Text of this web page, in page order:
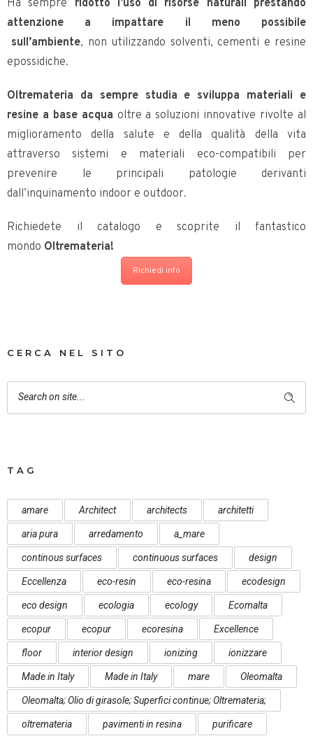
Ha sempre ridotto l’uso di risorse naturali prestando
attenzione a impattare il meno possibile
sull’ambiente, non utilizzando solventi, cementi e resine
epossidiche.
Oltremateria da sempre studia e sviluppa materiali e
resine a base acqua oltre a soluzioni innovative rivolte al
miglioramento della salute e della qualità della vita
attraverso sistemi e materiali eco-compatibili per
prevenire le principali patologie derivanti
dall’inquinamento indoor e outdoor.
Richiedete il catalogo e scoprite il fantastico
mondo Oltremateria!
Richiedi info
CERCA NEL SITO
TAG
amare Architect architects architetti
aria pura arredamento a_mare
continous surfaces continuous surfaces design
Eccellenza eco-resin eco-resina ecodesign
eco design ecologia ecology Ecomalta
ecopur ecopur ecoresina Excellence
floor interior design ionizing ionizzare
Made in Italy Made in Italy mare Oleomalta
Oleomalta; Olio di girasole; Superfici continue; Oltremateria;
oltremateria pavimenti in resina purificare